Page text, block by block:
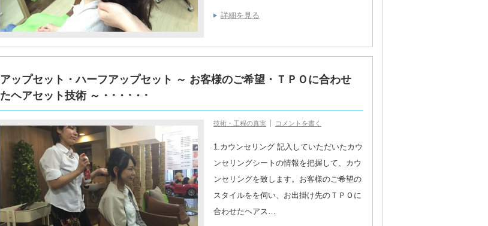
詳細を見る
アップセット・ハーフアップセット ～ お客様のご希望・ＴＰＯに合わせ
たヘアセット技術 ～・･・･・･
技術・工程の真実 コメントを書く
1.カウンセリング 記入していただいたカウ
ンセリングシートの情報を把握して、カウ
ンセリングを致します。お客様のご希望の
スタイルをを伺い、お出掛け先のＴＰＯに
合わせたヘアス…